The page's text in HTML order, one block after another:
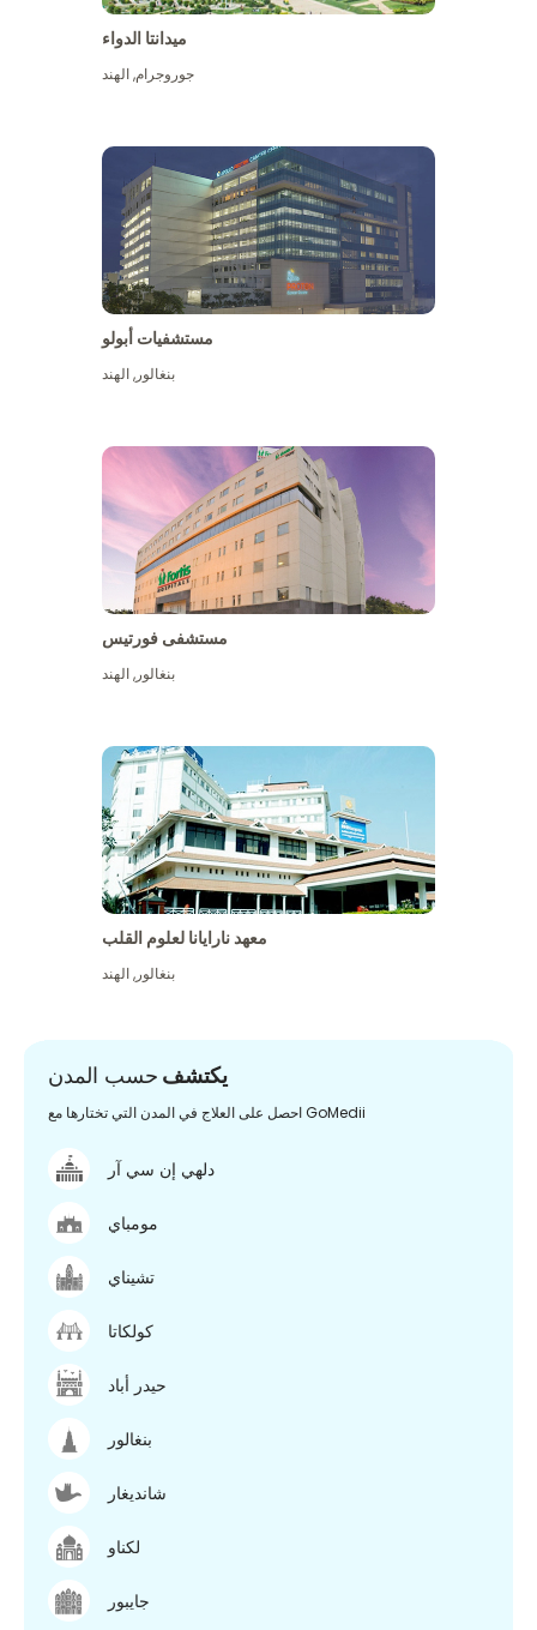
ميدانتا الدواء
جوروجرام,الهند
مستشفيات أبولو
بنغالور,الهند
مستشفى فورتيس
بنغالور,الهند
معهد نارايانا لعلوم القلب
بنغالور,الهند
يكتشف حسب المدن
احصل على العلاج في المدن التي تختارها مع GoMedii
دلهي إن سي آر
مومباي
تشيناي
كولكاتا
حيدر أباد
بنغالور
شانديغار
لكناو
جايبور